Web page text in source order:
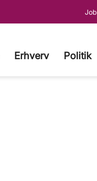
Job
Erhverv Politik